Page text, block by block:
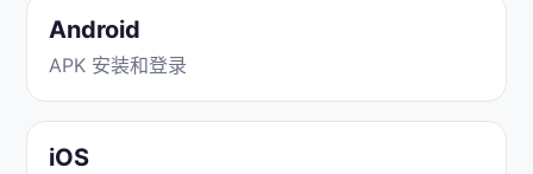
Android
APK 安装和登录
iOS